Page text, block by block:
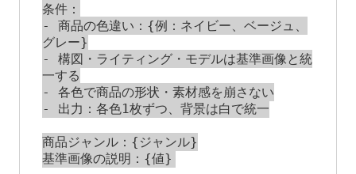
条件：
- 商品の色違い：{例：ネイビー、ベージュ、
グレー}
- 構図・ライティング・モデルは基準画像と統
一する
- 各色で商品の形状・素材感を崩さない
- 出力：各色1枚ずつ、背景は白で統一
商品ジャンル：{ジャンル}